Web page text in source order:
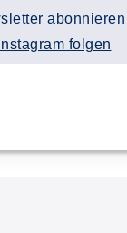
abonnieren
folgen